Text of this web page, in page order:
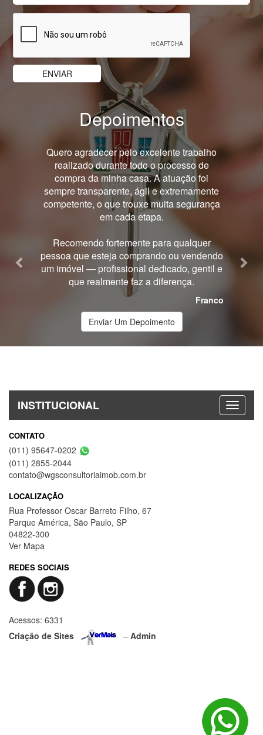
Depoimentos
Quero agradecer pelo excelente trabalho
realizado durante todo o processo de
compra da minha casa. A atuação foi
sempre transparente, ágil e extremamente
competente, o que trouxe muita segurança
em cada etapa.
Recomendo fortemente para qualquer
pessoa que esteja comprando ou vendendo
um imóvel — profissional dedicado, gentil e
que realmente faz a diferença.
Franco
Previous
Enviar Um Depoimento
INSTITUCIONAL
CONTATO
(011) 95647-0202
(011) 2855-2044
contato@wgsconsultoriaimob.com.br
LOCALIZAÇÃO
Rua Professor Oscar Barreto Filho, 67
Parque América, São Paulo, SP
04822-300
Ver Mapa
REDES SOCIAIS
Acessos: 6331
Criação de Sites
– Admin